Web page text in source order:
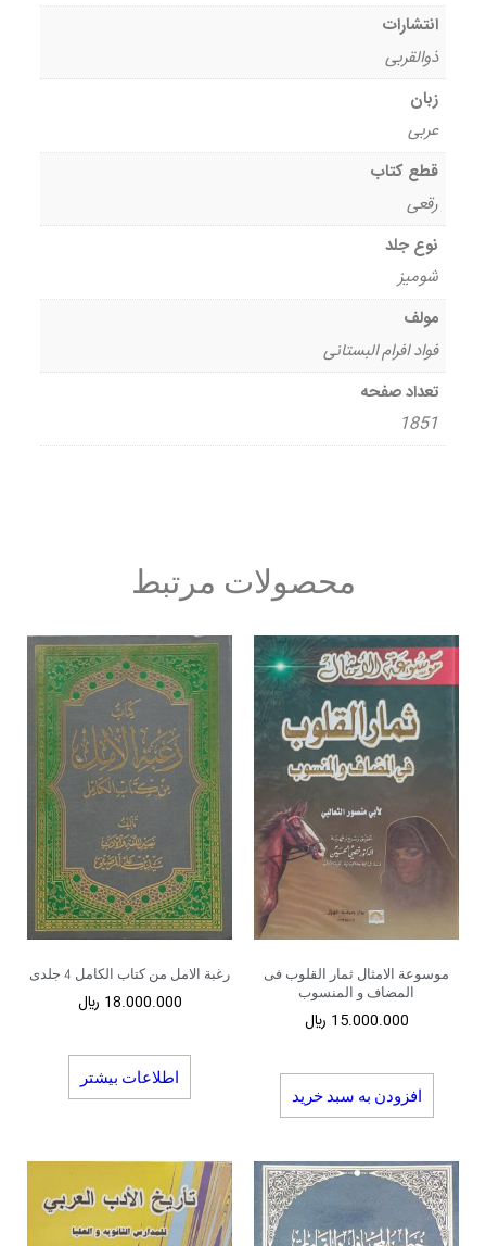
انتشارات
ذوالقربی
زبان
عربی
قطع کتاب
رقعی
نوع جلد
شومیز
مولف
فواد افرام البستانی
تعداد صفحه
1851
محصولات مرتبط
موسوعة الامثال ثمار القلوب فی
المضاف و المنسوب
15.000.000 ﷼
افزودن به سبد خرید
رغبة الامل من کتاب الکامل 4 جلدی
18.000.000 ﷼
اطلاعات بیشتر